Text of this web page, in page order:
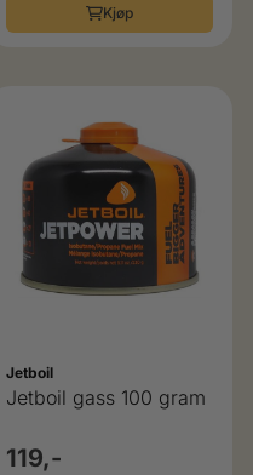
Kjøp
Jetboil
Jetboil gass 100 gram
119,-